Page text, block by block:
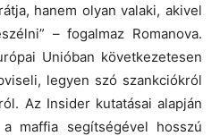
hanem olyan valaki, akivel
– fogalmaz Romanova.
Unióban következetesen
legyen szó szankciókról
Az Insider kutatásai alapján
maffia segítségével hosszú